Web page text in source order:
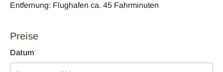
Entfernung: Flughafen ca. 45 Fahrminuten
Preise
Datum